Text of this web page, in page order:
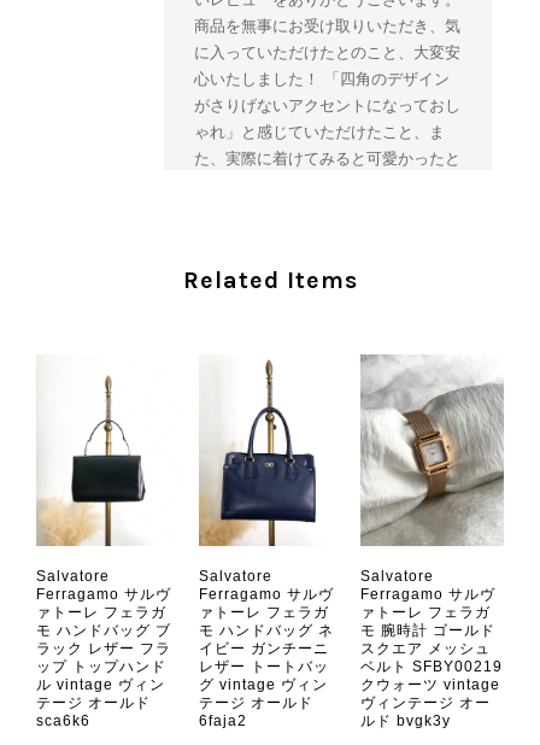
商品を無事にお受け取りいただき、気
に入っていただけたとのこと、大変安
心いたしました！ 「四角のデザイン
がさりげないアクセントになっておし
ゃれ」と感じていただけたこと、ま
た、実際に着けてみると可愛かったと
ご愛用いただけましたら幸いです。
談ください。 またご縁がございまし
たら、ぜひよろしくお願いいたしま
す。 VintageShop solo
2026/08/05
とても気に入りました、目立たないシャネルのロゴがとてもいい
です
Related Items
Salvatore
Ferragamo サルヴ
ァトーレ フェラガ
モ ハンドバッグ ブ
ラック レザー フラ
ップ トップハンド
ル vintage ヴィン
テージ オールド
sca6k6
Salvatore
Ferragamo サルヴ
ァトーレ フェラガ
モ ハンドバッグ ネ
イビー ガンチーニ
レザー トートバッ
グ vintage ヴィン
テージ オールド
6faja2
Salvatore
Ferragamo サルヴ
ァトーレ フェラガ
モ 腕時計 ゴールド
スクエア メッシュ
ベルト SFBY00219
クウォーツ vintage
ヴィンテージ オー
ルド bvgk3y